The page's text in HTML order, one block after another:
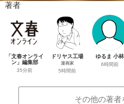
著者
「文春オンライ
ン」編集部
35分前
ドリヤス工場
漫画家
5時間前
ゆるま 小林
6時間前
その他の著者